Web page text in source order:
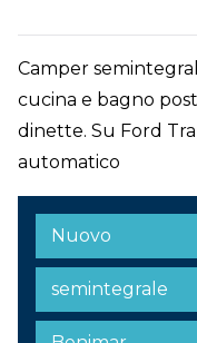
Camper
cucina e bagno
dinette. Su Ford
automatico